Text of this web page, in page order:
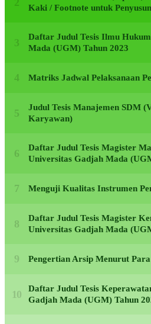
Kaki / Footnote untuk
Daftar Judul Tesis Ilmu
Mada (UGM) Tahun 2023
Matriks Jadwal Pelaksanaan
Judul Tesis Manajemen SDM
Karyawan)
Daftar Judul Tesis Magister
Universitas Gadjah Mada
Menguji Kualitas Instrumen
Daftar Judul Tesis Magister
Universitas Gadjah Mada
Pengertian Arsip Menurut
Daftar Judul Tesis
Gadjah Mada (UGM) Tahun